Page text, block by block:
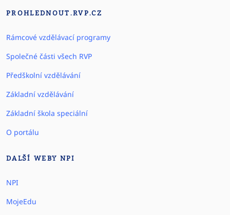
PROHLEDNOUT.RVP.CZ
Rámcové vzdělávací programy
Společné části všech RVP
Předškolní vzdělávání
Základní vzdělávání
Základní škola speciální
O portálu
DALŠÍ WEBY NPI
NPI
MojeEdu